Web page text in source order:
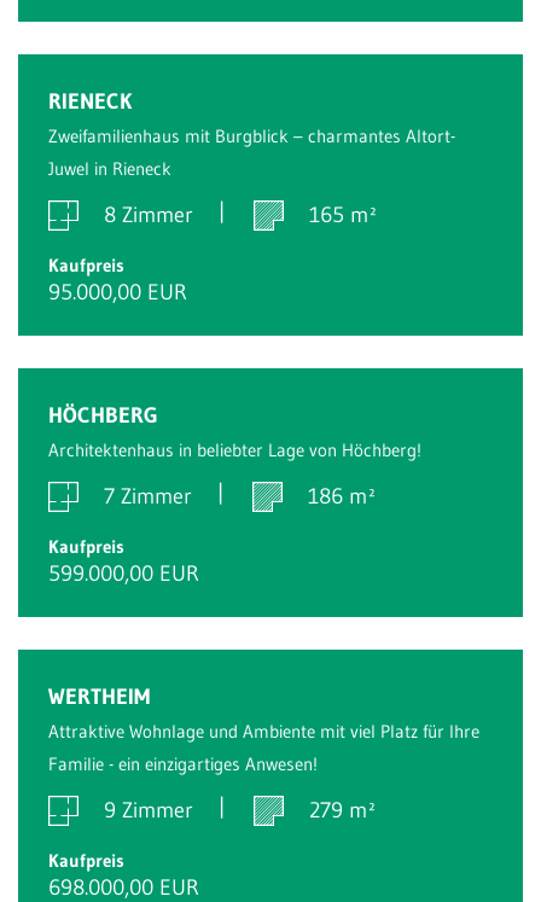
RIENECK
Zweifamilienhaus mit Burgblick – charmantes Altort-
Juwel in Rieneck
8 Zimmer 165 m²
Kaufpreis
95.000,00 EUR
HÖCHBERG
Architektenhaus in beliebter Lage von Höchberg!
7 Zimmer 186 m²
Kaufpreis
599.000,00 EUR
WERTHEIM
Attraktive Wohnlage und Ambiente mit viel Platz für Ihre
Familie - ein einzigartiges Anwesen!
9 Zimmer 279 m²
Kaufpreis
698.000,00 EUR